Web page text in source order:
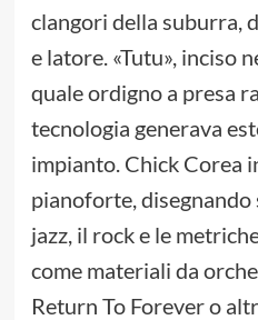
clangori della suburra,
e latore. «Tutu», inciso
quale ordigno a presa
tecnologia generava
impianto. Chick Corea
pianoforte, disegnando
jazz, il rock e le
come materiali da
Return To Forever o